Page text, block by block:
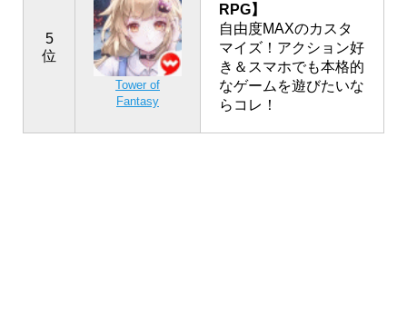
5
位
Tower of
Fantasy
RPG】
自由度MAXのカスタ
マイズ！アクション好
き＆スマホでも本格的
なゲームを遊びたいな
らコレ！